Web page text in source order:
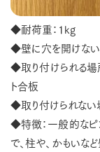
◆耐荷重：1kg
◆壁に穴を開けない
◆取り付けられる場
ト合板
◆取り付けられない
◆特徴：一般的なピ
で、柱や、かもい